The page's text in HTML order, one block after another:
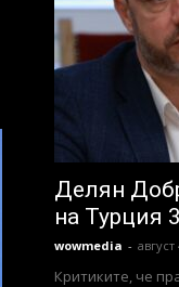
Делян
на Турция
wowmedia - август
Критиките, че